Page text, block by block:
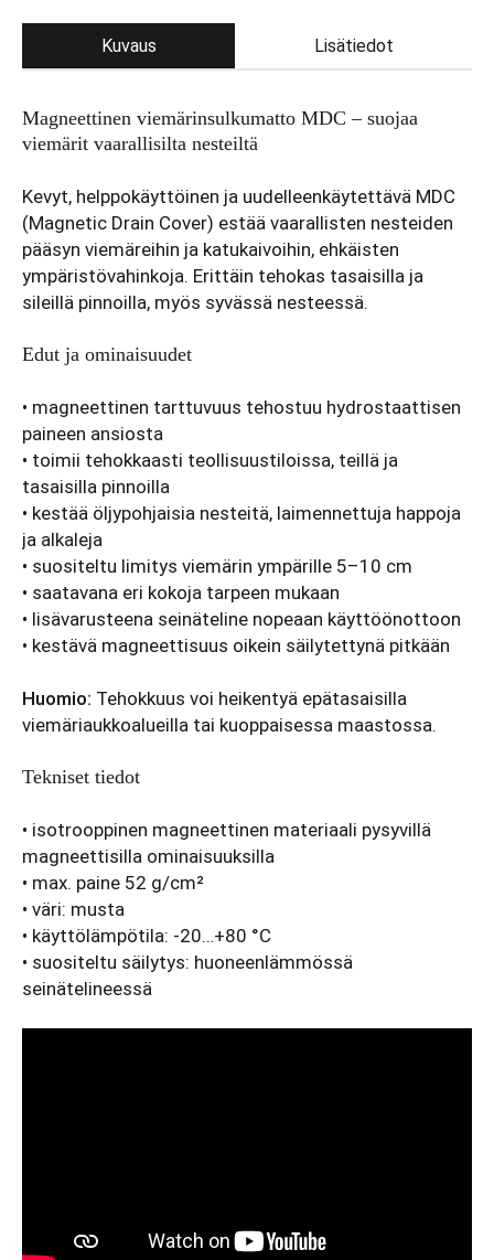
Kuvaus Lisätiedot
Magneettinen viemärinsulkumatto MDC – suojaa
viemärit vaarallisilta nesteiltä
Kevyt, helppokäyttöinen ja uudelleenkäytettävä MDC
(Magnetic Drain Cover) estää vaarallisten nesteiden
pääsyn viemäreihin ja katukaivoihin, ehkäisten
ympäristövahinkoja. Erittäin tehokas tasaisilla ja
sileillä pinnoilla, myös syvässä nesteessä.
Edut ja ominaisuudet
• magneettinen tarttuvuus tehostuu hydrostaattisen
paineen ansiosta
• toimii tehokkaasti teollisuustiloissa, teillä ja
tasaisilla pinnoilla
• kestää öljypohjaisia nesteitä, laimennettuja happoja
ja alkaleja
• suositeltu limitys viemärin ympärille 5–10 cm
• saatavana eri kokoja tarpeen mukaan
• lisävarusteena seinäteline nopeaan käyttöönottoon
• kestävä magneettisuus oikein säilytettynä pitkään
Huomio: Tehokkuus voi heikentyä epätasaisilla
viemäriaukkoalueilla tai kuoppaisessa maastossa.
Tekniset tiedot
• isotrooppinen magneettinen materiaali pysyvillä
magneettisilla ominaisuuksilla
• max. paine 52 g/cm²
• väri: musta
• käyttölämpötila: -20…+80 °C
• suositeltu säilytys: huoneenlämmössä
seinätelineessä